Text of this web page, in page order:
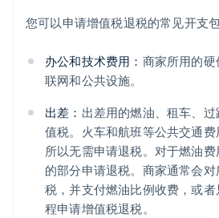
您可以申请增值税退税的常见开支
办公和技术费用： 商家所用的
联网和公共设施。
出差： 出差用的燃油、租车、
值税。火车和航班等公共交通费
所以无需申请退税。对于燃油
的部分申请退税。商家通常会
税，并支付燃油比例收费，或
程申请增值税退税。